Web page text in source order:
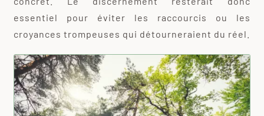
essentiel pour éviter les raccourcis ou les
croyances trompeuses qui détourneraient du réel.